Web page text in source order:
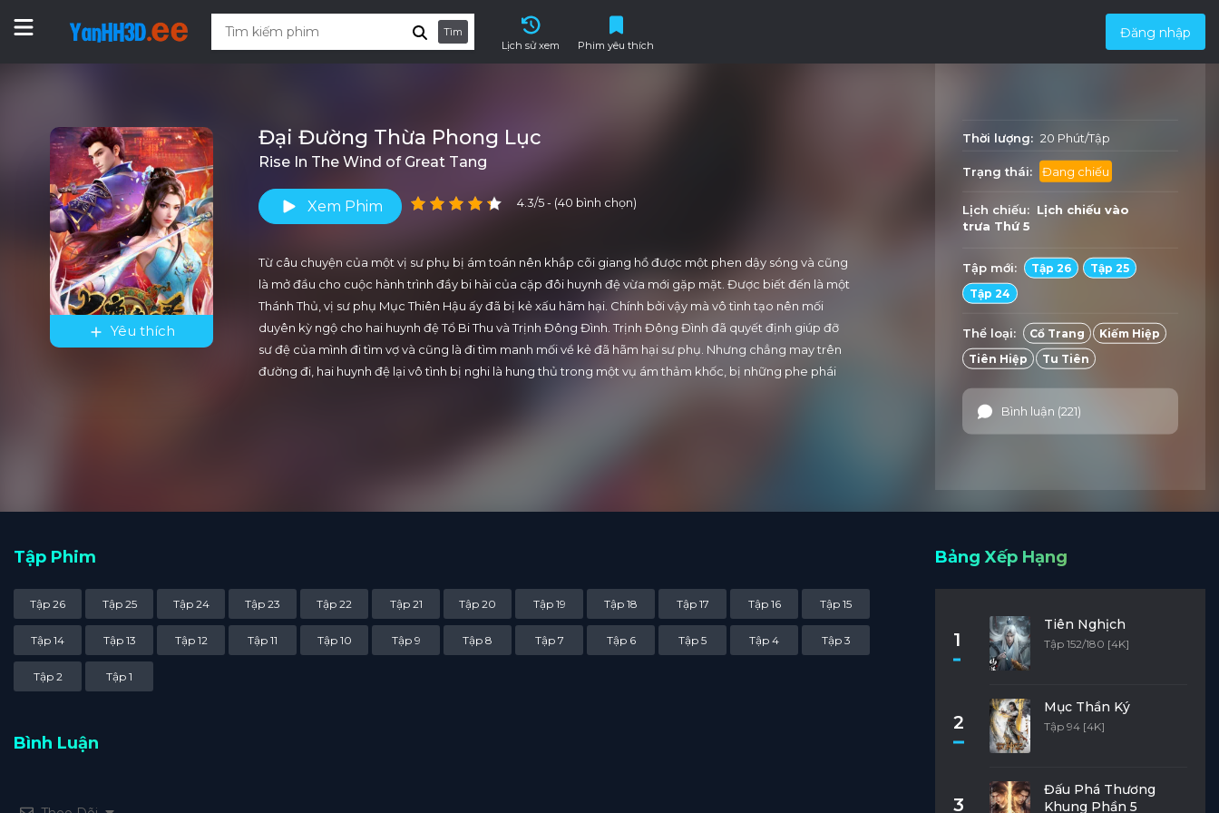
Tìm
Lịch sử xem
Phim yêu thích
Đăng nhập
Yêu thích
Đại Đường Thừa Phong Lục
Rise In The Wind of Great Tang
Xem Phim 4.3/5 - (40 bình chọn)
Từ câu chuyện của một vị sư phụ bị ám toán nên khắp cõi giang hồ được một phen dậy sóng và cũng
là mở đầu cho cuộc hành trình đầy bi hài của cặp đôi huynh đệ vừa mới gặp mặt. Được biết đến là một
Thánh Thủ, vị sư phụ Mục Thiên Hậu ấy đã bị kẻ xấu hãm hại. Chính bởi vậy mà vô tình tạo nên mối
duyên kỳ ngộ cho hai huynh đệ Tổ Bi Thu và Trịnh Đông Đình. Trịnh Đông Đình đã quyết định giúp đỡ
sư đệ của mình đi tìm vợ và cũng là đi tìm manh mối về kẻ đã hãm hại sư phụ. Nhưng chẳng may trên
đường đi, hai huynh đệ lại vô tình bị nghi là hung thủ trong một vụ ám thảm khốc, bị những phe phái
Thời lượng: 20 Phút/Tập
Trạng thái: Đang chiếu
Lịch chiếu: Lịch chiếu vào
trưa Thứ 5
Tập mới: Tập 26
Tập 25
Tập 24
Thể loại: Cổ Trang
Kiếm Hiệp
Tiên Hiệp
Tu Tiên
Bình luận (221)
Tập Phim
Tập 26 Tập 25 Tập 24 Tập 23 Tập 22 Tập 21 Tập 20 Tập 19 Tập 18 Tập 17 Tập 16 Tập 15
Tập 14 Tập 13 Tập 12 Tập 11 Tập 10 Tập 9 Tập 8 Tập 7 Tập 6 Tập 5 Tập 4 Tập 3
Tập 2 Tập 1
Bình Luận
Bảng Xếp Hạng
1
Tiên Nghịch
Tập 152/180 [4K]
2
Mục Thần Ký
Tập 94 [4K]
3
Đấu Phá Thương
Khung Phần 5